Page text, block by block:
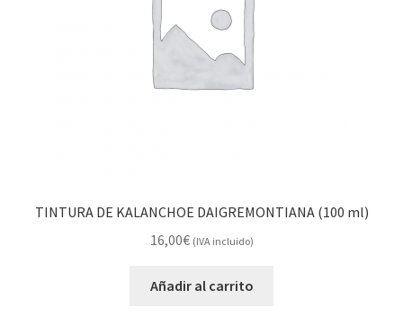
TINTURA DE KALANCHOE DAIGREMONTIANA (100 ml)
16,00€ (IVA incluido)
Añadir al carrito